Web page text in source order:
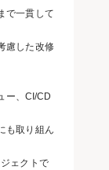
で一貫して
慮した改修
ー、CI/CD
も取り組ん
ェクトで